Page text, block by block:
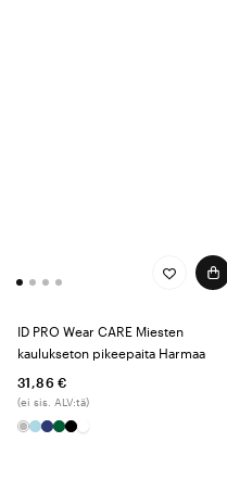
ID PRO Wear CARE Miesten
kaulukseton pikeepaita Harmaa
31,86 €
(ei sis. ALV:tä)